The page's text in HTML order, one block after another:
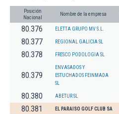
Posición
Nacional
Nombre de la empresa
80.376 ELETTA GRUPO MV S.L.
80.377 REGIONAL GALICIA SL
80.378 FRESCO PODOLOGIA SL
80.379
ENVASADOS Y
ESTUCHADOS FEINMADA
SL
80.380 ABETUR SL
80.381 EL PARAISO GOLF CLUB SA